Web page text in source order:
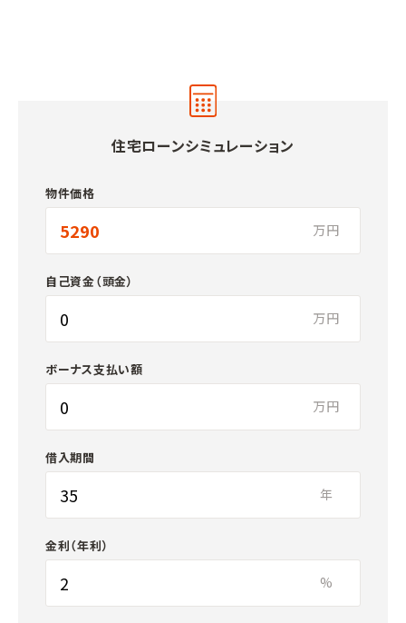
住宅ローンシミュレーション
物件価格
万円
自己資金（頭金）
万円
ボーナス支払い額
万円
借入期間
年
金利（年利）
%